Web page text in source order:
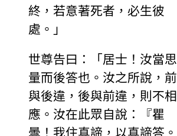
終，若意著死者，必生彼
處。」
世尊告曰：「居士！汝當思
量而後答也。汝之所說，前
與後違，後與前違，則不相
應。汝在此眾自說：『瞿
曇！我住真諦，以真諦答。